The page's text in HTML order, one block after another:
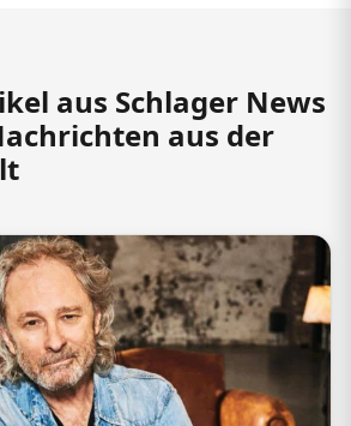
aus Schlager News
aus der